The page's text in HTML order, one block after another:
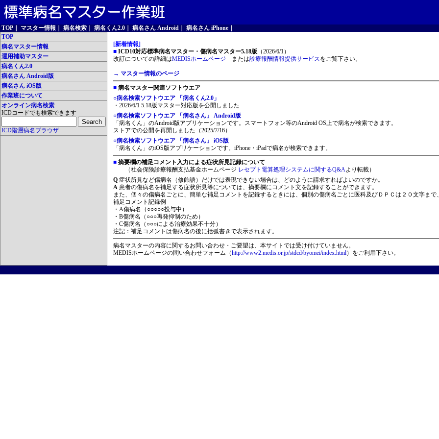
TOP マスター情報 病名検索 病名くん2.0 病名さん Android 病名さん iPhone
TOP
病名マスター情報
運用補助マスター
病名くん2.0
病名さん Android版
病名さん iOS版
作業班について
オンライン病名検索
ICDコードでも検索できます
ICD階層病名ブラウザ
[新着情報]
■ ICD10対応標準病名マスター・傷病名マスター5.18版 （2026/6/1）
改訂についての詳細はMEDISホームページ または診療報酬情報提供サービスをご覧下さい。
→ マスター情報のページ
■ 病名マスター関連ソフトウエア
○病名検索ソフトウエア 「病名くん2.0」
・2026/6/1 5.18版マスター対応版を公開しました
○病名検索ソフトウエア 「病名さん」 Android版
「病名くん」のAndroid版アプリケーションです。スマートフォン等のAndroid OS上で病名が検索できます。
ストアでの公開を再開しました（2025/7/16）
○病名検索ソフトウエア 「病名さん」 iOS版
「病名くん」のiOS版アプリケーションです。iPhone・iPadで病名が検索できます。
■ 摘要欄の補足コメント入力による症状所見記録について
（社会保険診療報酬支払基金ホームページ レセプト電算処理システムに関するQ&Aより転載）
Q 症状所見など傷病名（修飾語）だけでは表現できない場合は、どのように請求すればよいのですか。
A 患者の傷病名を補足する症状所見等については、摘要欄にコメント文を記録することができます。
また、個々の傷病名ごとに、簡単な補足コメントを記録するときには、個別の傷病名ごとに医科及びＤＰＣは２０文字まで
補足コメント記録例
・A傷病名（○○○○○投与中）
・B傷病名（○○○再発抑制のため）
・C傷病名（○○○による治療効果不十分）
注記：補足コメントは傷病名の後に括弧書きで表示されます。
病名マスターの内容に関するお問い合わせ・ご要望は、本サイトでは受け付けていません。
MEDISホームページの問い合わせフォーム（http://www2.medis.or.jp/stdcd/byomei/index.html）をご利用下さい。